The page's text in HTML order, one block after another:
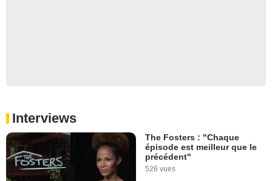
Interviews
The Fosters : "Chaque
épisode est meilleur que le
précédent"
526 vues